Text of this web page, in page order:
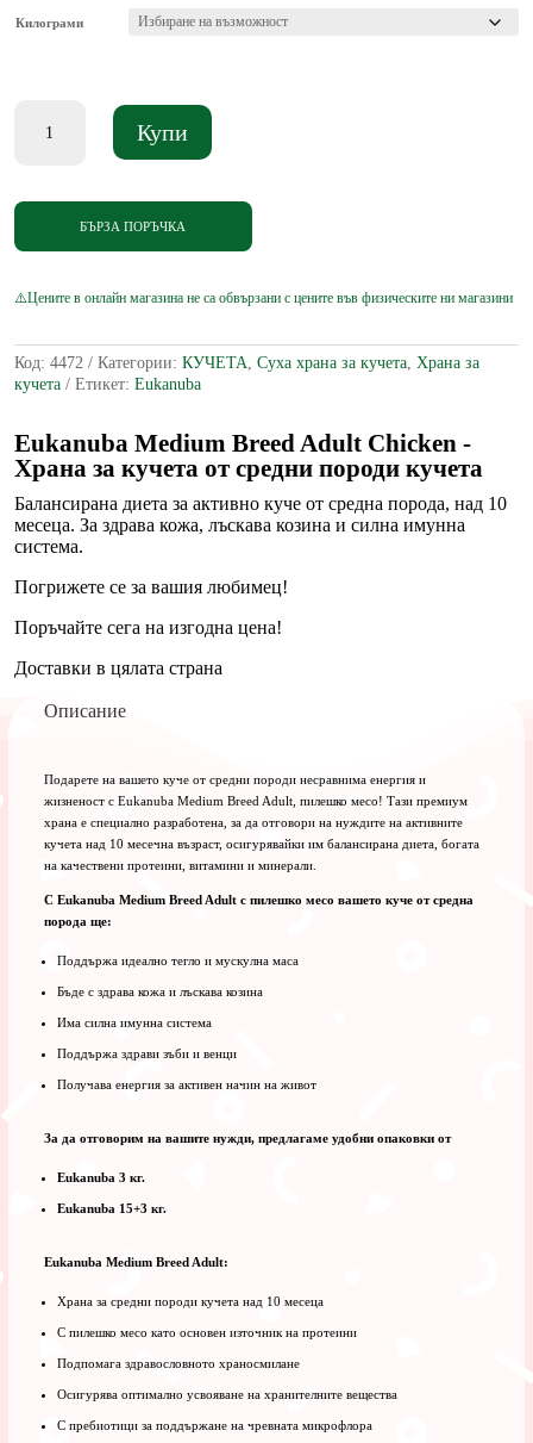
through
Килограми
средни
кучета
над
10
пилешко
месо
Купи
БЪРЗА ПОРЪЧКА
Код: 4472 Категории: КУЧЕТА Суха храна за кучета, Храна за
кучета
Етикет: Eukanuba
Eukanuba Medium Breed Adult Chicken -
Храна за кучета от средни породи кучета
Балансирана диета за активно куче от средна порода, над 10
месеца. За здрава кожа, лъскава козина и силна имунна
система.
Погрижете се за вашия любимец!
Поръчайте сега на изгодна цена!
Доставки в цялата страна
Описание
Подарете на вашето куче от средни породи несравнима енергия и
жизненост с Eukanuba Medium Breed Adult, пилешко месо! Тази премиум
храна е специално разработена, за да отговори на нуждите на активните
кучета над 10 месечна възраст, осигурявайки им балансирана диета, богата
на качествени протеини, витамини и минерали.
С Eukanuba Medium Breed Adult с пилешко месо вашето куче от средна
порода ще:
Поддържа идеално тегло и мускулна маса
Бъде с здрава кожа и лъскава козина
Има силна имунна система
Поддържа здрави зъби и венци
Получава енергия за активен начин на живот
За да отговорим на вашите нужди, предлагаме удобни опаковки от
Eukanuba 3 кг.
Eukanuba 15+3 кг.
Eukanuba Medium Breed Adult:
Храна за средни породи кучета над 10 месеца
С пилешко месо като основен източник на протеини
Подпомага здравословното храносмилане
Осигурява оптимално усвояване на хранителните вещества
С пребиотици за поддържане на чревната микрофлора